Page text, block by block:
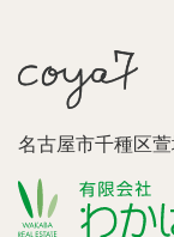
名古屋市千種区